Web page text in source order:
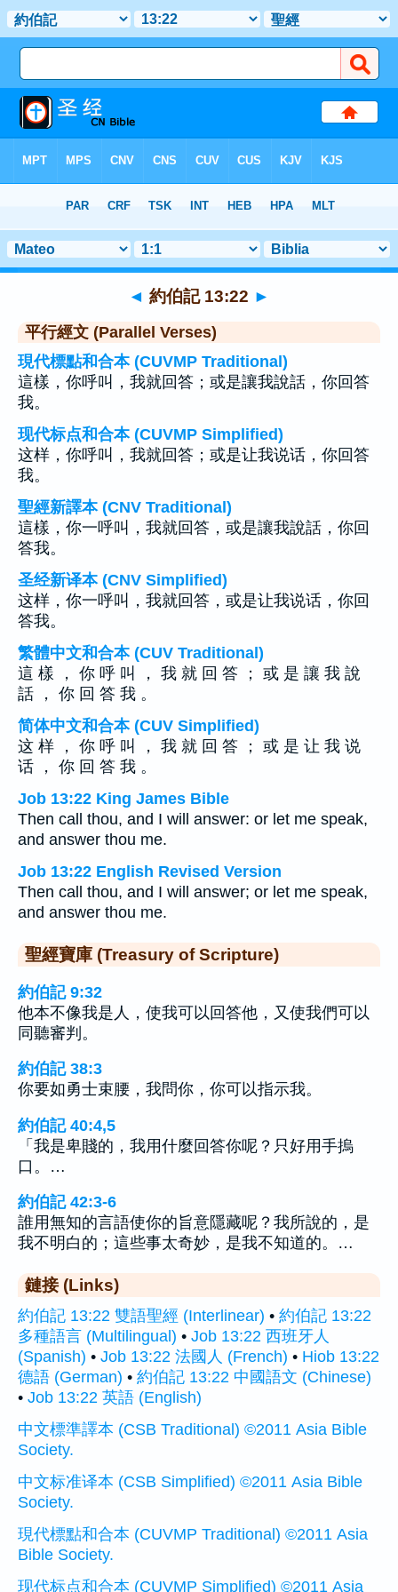
> 聖經金句 22
◄ 約伯記 13:22 ►
平行經文 (Parallel Verses)
現代標點和合本 (CUVMP Traditional)
這樣，你呼叫，我就回答；或是讓我說話，你回答
我。
现代标点和合本 (CUVMP Simplified)
这样，你呼叫，我就回答；或是让我说话，你回答
我。
聖經新譯本 (CNV Traditional)
這樣，你一呼叫，我就回答，或是讓我說話，你回
答我。
圣经新译本 (CNV Simplified)
这样，你一呼叫，我就回答，或是让我说话，你回
答我。
繁體中文和合本 (CUV Traditional)
這 樣 ， 你 呼 叫 ， 我 就 回 答 ； 或 是 讓 我 說
話 ， 你 回 答 我 。
简体中文和合本 (CUV Simplified)
这 样 ， 你 呼 叫 ， 我 就 回 答 ； 或 是 让 我 说
话 ， 你 回 答 我 。
Job 13:22 King James Bible
Then call thou, and I will answer: or let me speak,
and answer thou me.
Job 13:22 English Revised Version
Then call thou, and I will answer; or let me speak,
and answer thou me.
聖經寶庫 (Treasury of Scripture)
約伯記 9:32
他本不像我是人，使我可以回答他，又使我們可以
同聽審判。
約伯記 38:3
你要如勇士束腰，我問你，你可以指示我。
約伯記 40:4,5
「我是卑賤的，我用什麼回答你呢？只好用手摀
口。…
約伯記 42:3-6
誰用無知的言語使你的旨意隱藏呢？我所說的，是
我不明白的；這些事太奇妙，是我不知道的。…
鏈接 (Links)
約伯記 13:22 雙語聖經 (Interlinear) • 約伯記 13:22
多種語言 (Multilingual) • Job 13:22 西班牙人
(Spanish) • Job 13:22 法國人 (French) • Hiob 13:22
德語 (German) • 約伯記 13:22 中國語文 (Chinese)
• Job 13:22 英語 (English)
中文標準譯本 (CSB Traditional) ©2011 Asia Bible
Society.
中文标准译本 (CSB Simplified) ©2011 Asia Bible
Society.
現代標點和合本 (CUVMP Traditional) ©2011 Asia
Bible Society.
现代标点和合本 (CUVMP Simplified) ©2011 Asia